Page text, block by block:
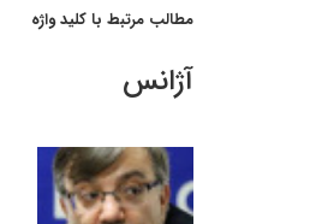
مطالب مرتبط با کلید واژه
آژانس